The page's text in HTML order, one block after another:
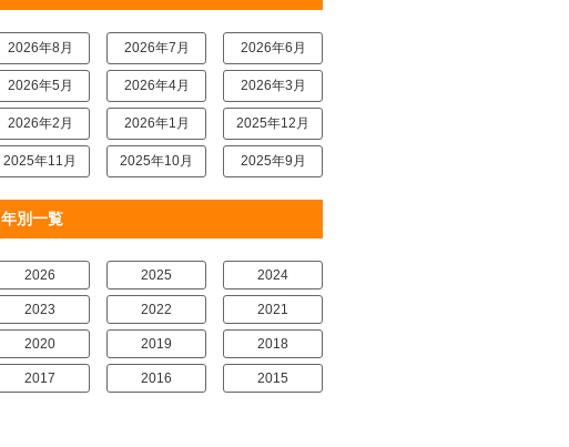
2026年8月 2026年7月 2026年6月
2026年5月 2026年4月 2026年3月
2026年2月 2026年1月 2025年12月
2025年11月 2025年10月 2025年9月
年別一覧
2026 2025 2024
2023 2022 2021
2020 2019 2018
2017 2016 2015